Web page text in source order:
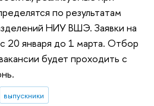
по результатам
НИУ ВШЭ. Заявки на
20 января до 1 марта. Отбор
будет проходить с
выпускники